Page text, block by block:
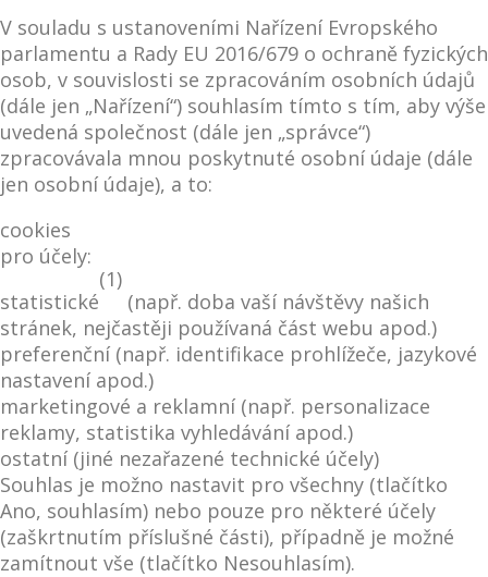
V souladu s ustanoveními Nařízení Evropského
parlamentu a Rady EU 2016/679 o ochraně fyzických
osob, v souvislosti se zpracováním osobních údajů
(dále jen „Nařízení“) souhlasím tímto s tím, aby výše
uvedená společnost (dále jen „správce“)
zpracovávala mnou poskytnuté osobní údaje (dále
jen osobní údaje), a to:
cookies
pro účely:
statistické
(1)
(např. doba vaší návštěvy našich
stránek, nejčastěji používaná část webu apod.)
preferenční (např. identifikace prohlížeče, jazykové
nastavení apod.)
marketingové a reklamní (např. personalizace
reklamy, statistika vyhledávání apod.)
ostatní (jiné nezařazené technické účely)
Souhlas je možno nastavit pro všechny (tlačítko
Ano, souhlasím) nebo pouze pro některé účely
(zaškrtnutím příslušné části), případně je možné
zamítnout vše (tlačítko Nesouhlasím).